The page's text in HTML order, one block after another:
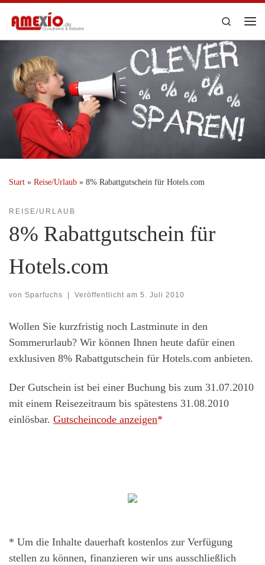
Zum Inhalt springen
Search
Start » Reise/Urlaub » 8% Rabattgutschein für Hotels.com
REISE/URLAUB
8% Rabattgutschein für
Hotels.com
von Sparfuchs | Veröffentlicht am 5. Juli 2010
Wollen Sie kurzfristig noch Lastminute in den
Sommerurlaub? Wir können Ihnen heute dafür einen
exklusiven 8% Rabattgutschein für Hotels.com anbieten.
Der Gutschein ist bei einer Buchung bis zum 31.07.2010
mit einem Reisezeitraum bis spätestens 31.08.2010
einlösbar. Gutscheincode anzeigen
* Um die Inhalte dauerhaft kostenlos zur Verfügung
stellen zu können, finanzieren wir uns ausschließlich